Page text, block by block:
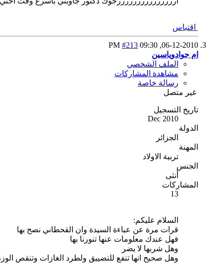
اقتباس
06-12-2010,
09:30 PM
#213
ام جوادوياسين
الملف الشخصي
مشاهدة المشاركات
رسالة خاصة
غير متصل
تاريخ التسجيل
Dec 2010
الدولة
الجزائر
المهنة
تربية الاولاد
الجنس
أنثى
المشاركات
13
السلام عليكم:
قرات مرة عن عباءة السيدة وان القحطاني نصح بها
فهل عندك معلومات عنها تنورنا بها
وهل شربها لا يضر
وهل صحيح انها تنفع للتضييق ولطرد الغازات وتنقص